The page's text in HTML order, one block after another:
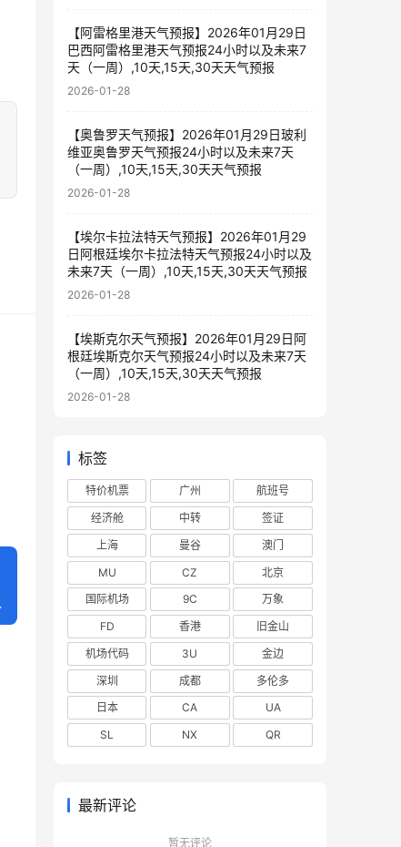
【阿雷格里港天气预报】2026年01月29日
巴西阿雷格里港天气预报24小时以及未来7
天（一周）,10天,15天,30天天气预报
2026-01-28
【奥鲁罗天气预报】2026年01月29日玻利
维亚奥鲁罗天气预报24小时以及未来7天
（一周）,10天,15天,30天天气预报
2026-01-28
【埃尔卡拉法特天气预报】2026年01月29
日阿根廷埃尔卡拉法特天气预报24小时以及
未来7天（一周）,10天,15天,30天天气预报
2026-01-28
【埃斯克尔天气预报】2026年01月29日阿
根廷埃斯克尔天气预报24小时以及未来7天
（一周）,10天,15天,30天天气预报
2026-01-28
标签
特价机票 广州
航班号
经济舱
中转
签证
上海
曼谷
澳门
MU
CZ
北京
国际机场
9C
万象
FD
香港
旧金山
机场代码
3U
金边
深圳
成都
多伦多
日本
CA
UA
SL
NX QR
最新评论
暂无评论